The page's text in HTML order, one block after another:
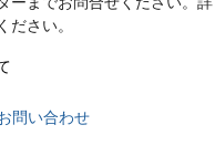
ださい。
問い合わせ